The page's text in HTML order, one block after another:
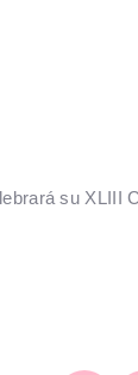
su XLIII